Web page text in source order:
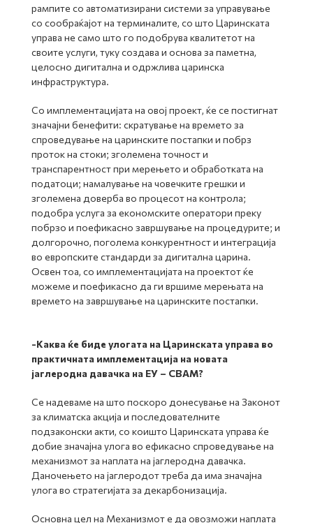
рампите со автоматизирани системи за управување
со сообраќајот на терминалите, со што Царинската
управа не само што го подобрува квалитетот на
своите услуги, туку создава и основа за паметна,
целосно дигитална и одржлива царинска
инфраструктура.
Со имплементацијата на овој проект, ќе се постигнат
значајни бенефити: скратување на времето за
спроведување на царинските постапки и побрз
проток на стоки; зголемена точност и
транспарентност при мерењето и обработката на
податоци; намалување на човечките грешки и
зголемена доверба во процесот на контрола;
подобра услуга за економските оператори преку
побрзо и поефикасно завршување на процедурите; и
долгорочно, поголема конкурентност и интеграција
во европските стандарди за дигитална царина.
Освен тоа, со имплементацијата на проектот ќе
можеме и поефикасно да ги вршиме мерењата на
времето на завршување на царинските постапки.
-Каква ќе биде улогата на Царинската управа во
практичната имплементација на новата
јаглеродна давачка на ЕУ – CBAM?
Се надеваме на што поскоро донесување на Законот
за климатска акција и последователните
подзаконски акти, со коишто Царинската управа ќе
добие значајна улога во ефикасно спроведување на
механизмот за наплата на јаглеродна давачка.
Даночењето на јаглеродот треба да има значајна
улога во стратегијата за декарбонизација.
Основна цел на Механизмот е да овозможи наплата